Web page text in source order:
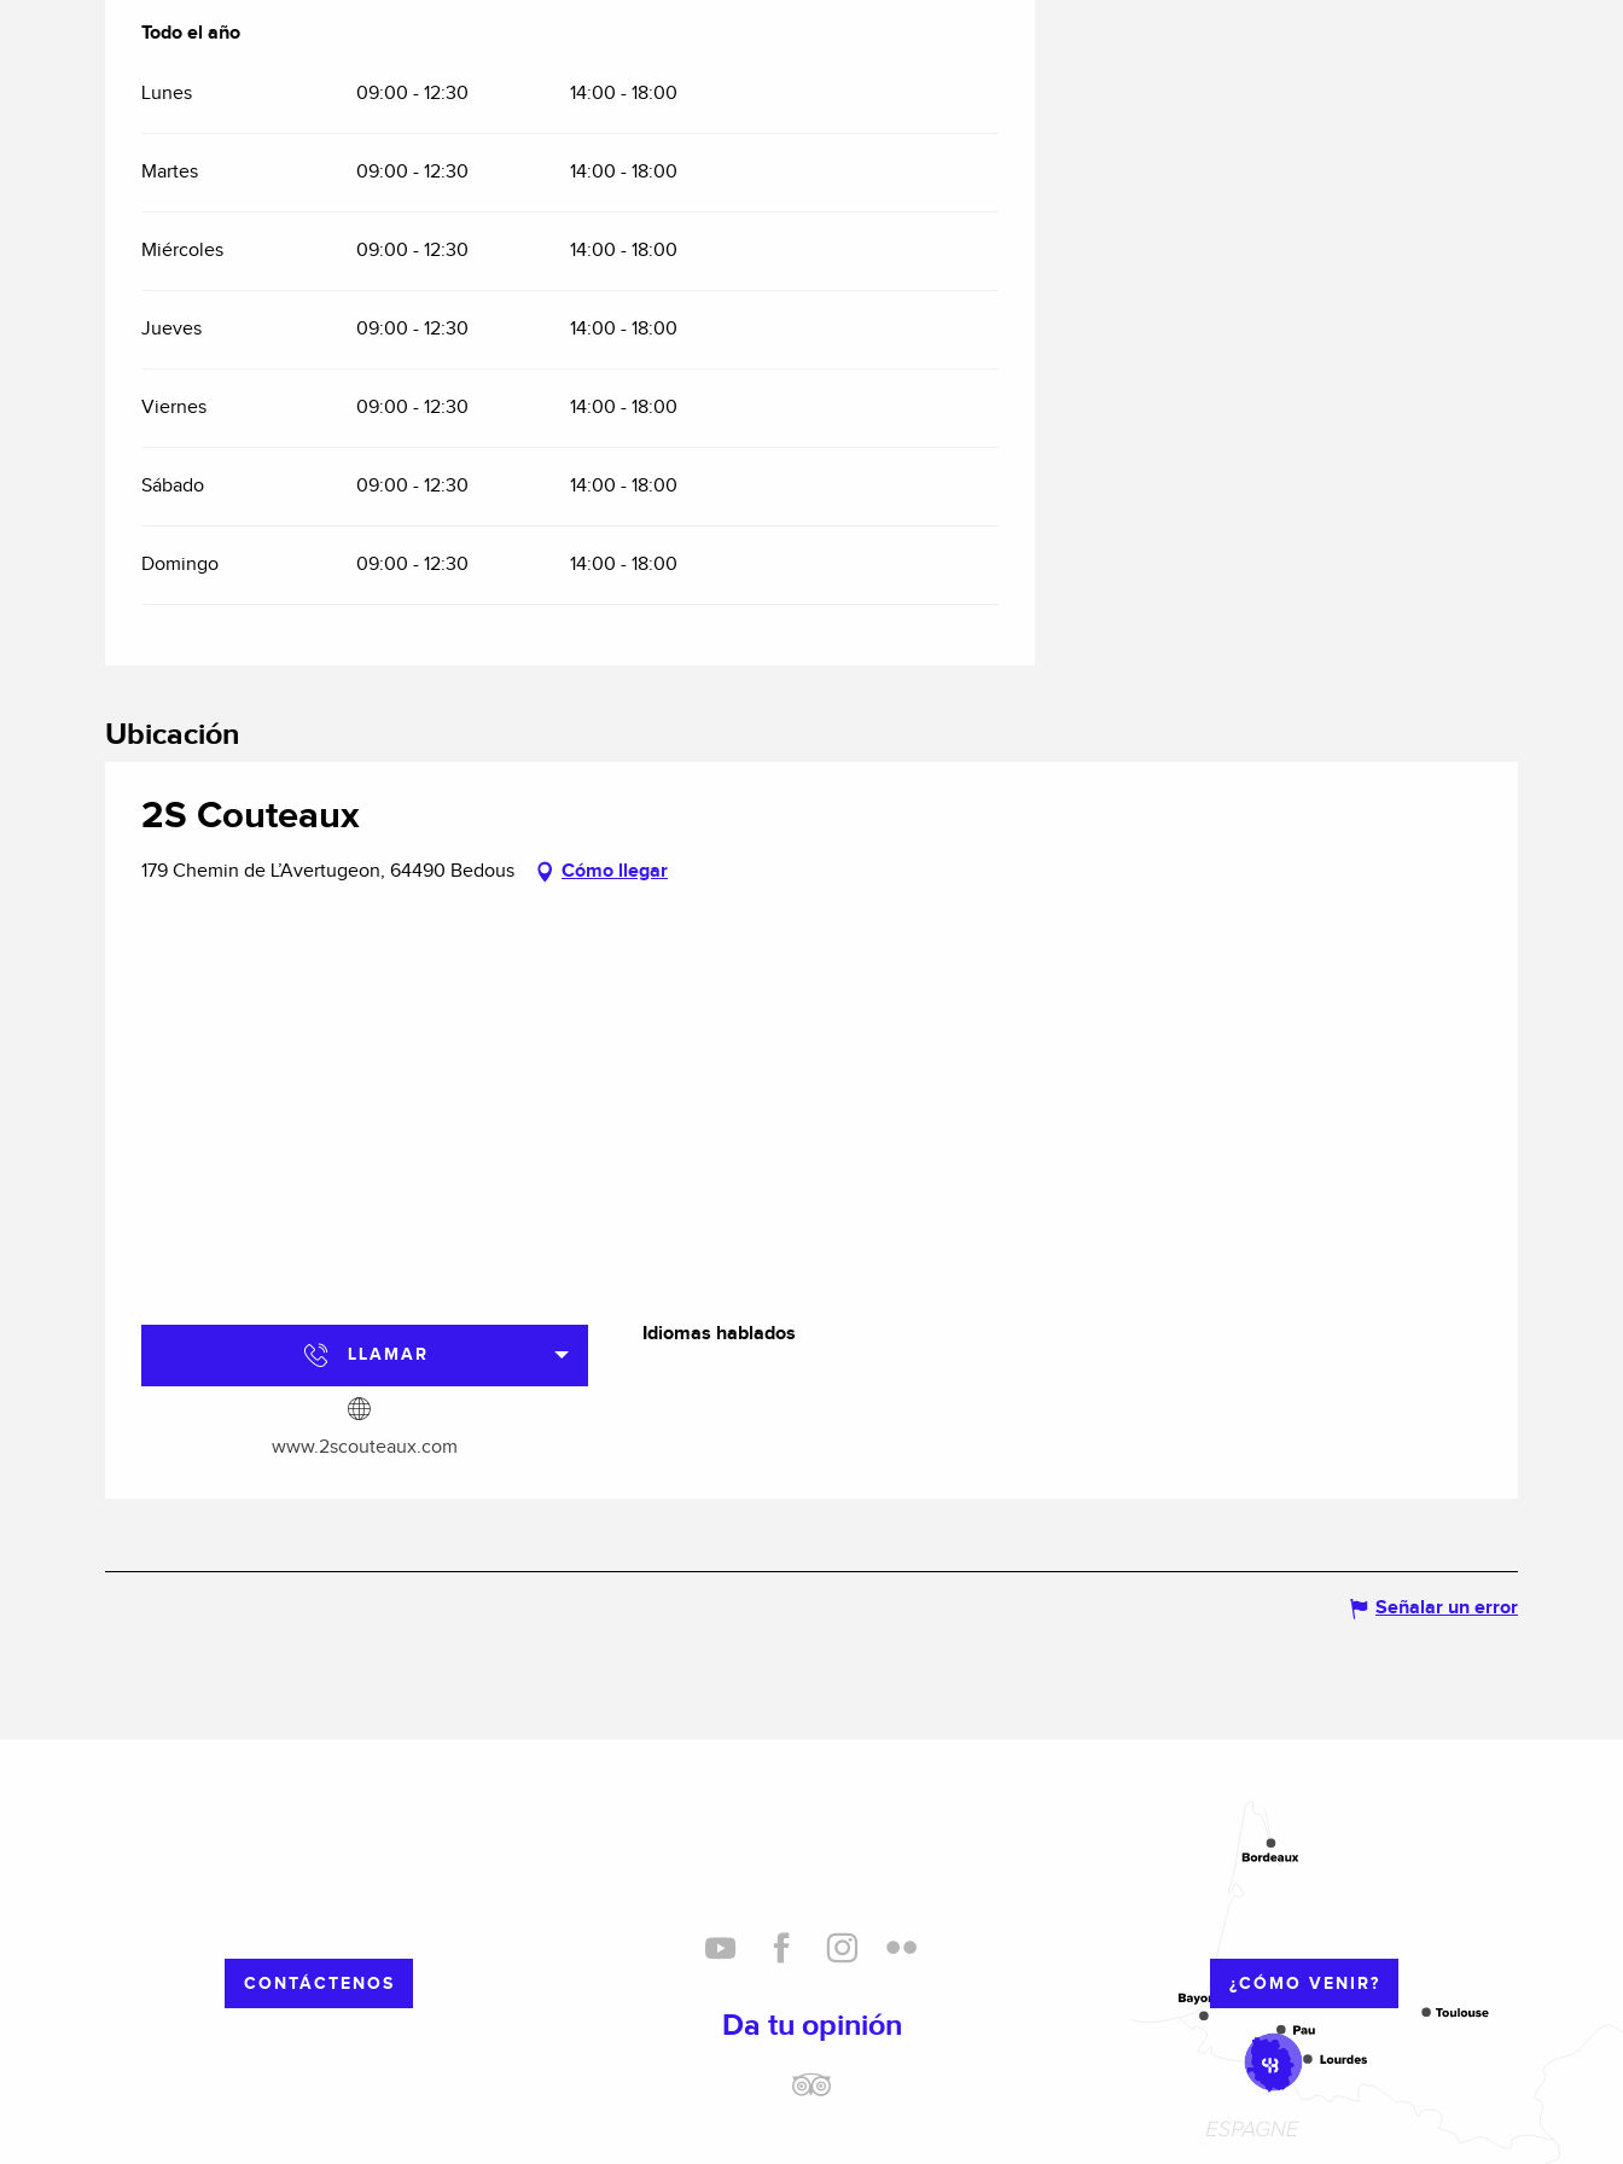
Todo el año
Todo el año
Lunes 09:00 - 12:30 14:00 - 18:00
Martes 09:00 - 12:30 14:00 - 18:00
Miércoles 09:00 - 12:30 14:00 - 18:00
Jueves 09:00 - 12:30 14:00 - 18:00
Viernes 09:00 - 12:30 14:00 - 18:00
Sábado 09:00 - 12:30 14:00 - 18:00
Domingo 09:00 - 12:30 14:00 - 18:00
Ubicación
2S Couteaux
179 Chemin de L’Avertugeon, 64490 Bedous Cómo llegar
LLAMAR
www.2scouteaux.com
Idiomas hablados
Idiomas hablados
Señalar un error
CONTÁCTENOS
Da tu opinión
¿CÓMO VENIR?